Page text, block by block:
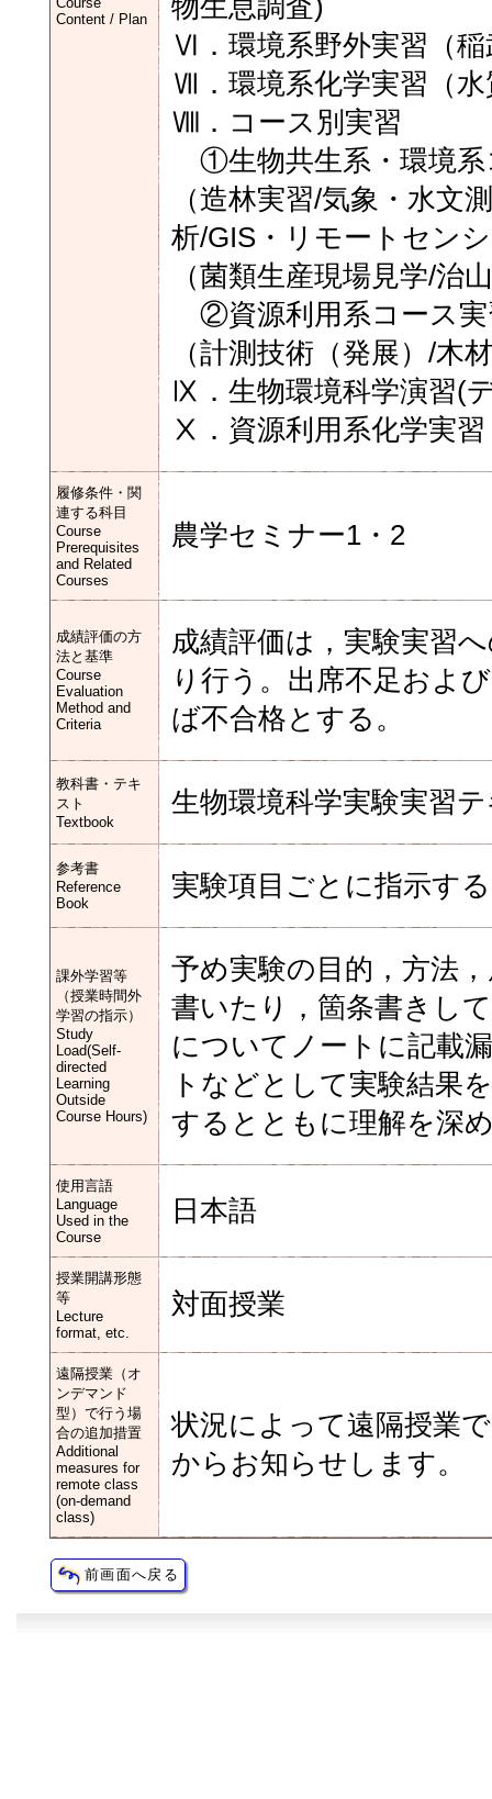
Content / Plan
物生息調査)
Ⅵ．環境系野外実習（
Ⅶ．環境系化学実習（水
Ⅷ．コース別実習
①生物共生系・環境系
（造林実習/気象・水文
析/GIS・リモートセン
（菌類生産現場見学/治
②資源利用系コース実
（計測技術（発展）/木
Ⅸ．生物環境科学演習(
Ⅹ．資源利用系化学実
履修条件・関
連する科目
Course
Prerequisites
and Related
Courses
農学セミナー1・2
成績評価の方
法と基準
Course
Evaluation
Method and
Criteria
成績評価は，実験実習
り行う。出席不足およ
ば不合格とする。
教科書・テキ
スト
Textbook
生物環境科学実験実習
参考書
Reference
Book
実験項目ごとに指示す
課外学習等
（授業時間外
学習の指示）
Study
Load(Self-
directed
Learning
Outside
Course Hours)
予め実験の目的，方法
書いたり，箇条書きし
についてノートに記載
トなどとして実験結果
するとともに理解を深
使用言語
Language
Used in the
Course
日本語
授業開講形態
等
Lecture
format, etc.
対面授業
遠隔授業（オ
ンデマンド
型）で行う場
合の追加措置
Additional
measures for
remote class
(on-demand
class)
状況によって遠隔授業
からお知らせします。